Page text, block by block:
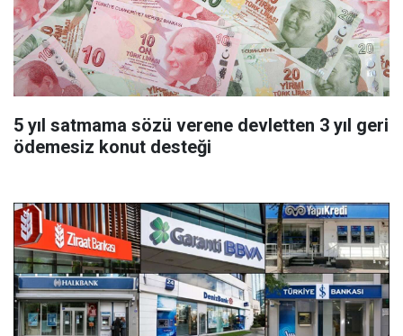
5 yıl satmama sözü verene devletten 3 yıl geri
ödemesiz konut desteği